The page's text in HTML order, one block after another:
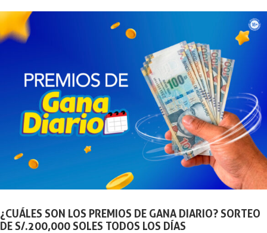
¿CUÁLES SON LOS PREMIOS DE GANA DIARIO? SORTEO
DE S/.200,000 SOLES TODOS LOS DÍAS